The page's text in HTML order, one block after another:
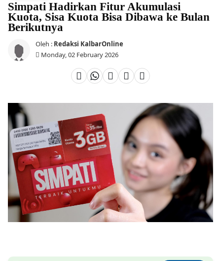
Simpati Hadirkan Fitur Akumulasi
Kuota, Sisa Kuota Bisa Dibawa ke Bulan
Berikutnya
Oleh : Redaksi KalbarOnline
Monday, 02 February 2026